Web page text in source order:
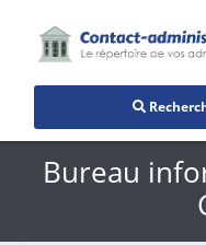
Bureau